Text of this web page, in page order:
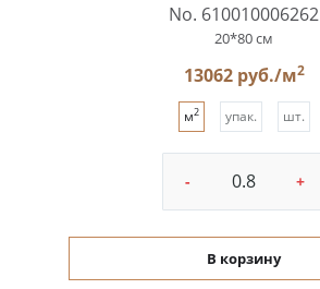
No. 610010006262
20*80 см
13062 руб./м2
м2 упак. шт.
- +
В корзину